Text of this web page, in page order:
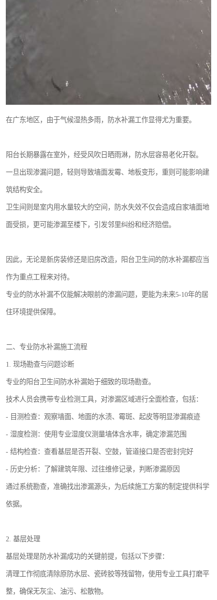
在广东地区，由于气候湿热多雨，防水补漏工作显得尤为重要。
阳台长期暴露在室外，经受风吹日晒雨淋，防水层容易老化开裂。
一旦出现渗漏问题，轻则导致墙面发霉、地板变形，重则可能影响建
筑结构安全。
卫生间则是室内用水量较大的空间，防水失效不仅会造成自家墙面地
面受损，更可能渗漏至楼下，引发邻里纠纷和经济赔偿。
因此，无论是新房装修还是旧房改造，阳台卫生间的防水补漏都应当
作为重点工程来对待。
专业的防水补漏不仅能解决眼前的渗漏问题，更能为未来5-10年的居
住环境提供保障。
二、专业防水补漏施工流程
1. 现场勘查与问题诊断
专业的阳台卫生间防水补漏始于细致的现场勘查。
技术人员会携带专业检测工具，对渗漏区域进行全面检查，包括：
- 目测检查：观察墙面、地面的水渍、霉斑、起皮等明显渗漏痕迹
- 湿度检测：使用专业湿度仪测量墙体含水率，确定渗漏范围
- 结构检查：查看基层是否开裂、空鼓，管道接口是否密封完好
- 历史分析：了解建筑年限、过往维修记录，判断渗漏原因
通过系统勘查，准确找出渗漏源头，为后续施工方案的制定提供科学
依据。
2. 基层处理
基层处理是防水补漏成功的关键前提，包括以下步骤：
清理工作彻底清除原防水层、瓷砖胶等残留物，使用专业工具打磨平
整，确保无灰尘、油污、松散物。